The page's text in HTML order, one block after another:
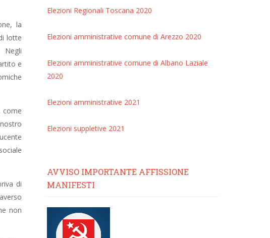
la
lotte
Negli
e
come
di
non
Elezioni Regionali Toscana 2020
Elezioni amministrative comune di Arezzo 2020
Elezioni amministrative comune di Albano Laziale
2020
Elezioni amministrative 2021
Elezioni suppletive 2021
AVVISO IMPORTANTE AFFISSIONE
MANIFESTI